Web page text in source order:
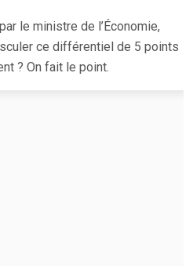
le ministre de l’Économie,
ce différentiel de 5 points
? On fait le point.